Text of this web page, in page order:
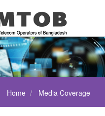
Home Media Coverage